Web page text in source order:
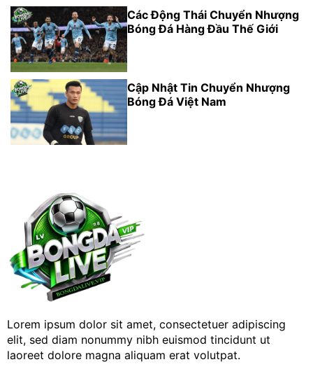
Các Động Thái Chuyển Nhượng
Bóng Đá Hàng Đầu Thế Giới
Cập Nhật Tin Chuyển Nhượng
Bóng Đá Việt Nam
Lorem ipsum dolor sit amet, consectetuer adipiscing
elit, sed diam nonummy nibh euismod tincidunt ut
laoreet dolore magna aliquam erat volutpat.